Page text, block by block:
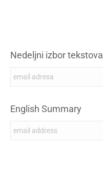
Nedeljni izbor tekstova
English Summary